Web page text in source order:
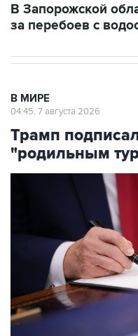
В Запорожской
за перебоев с
В МИРЕ
04:45, 7 августа 2026
Трамп
"родильным